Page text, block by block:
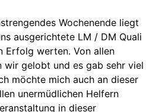
Wochenende liegt
ausgerichtete LM / DM Quali
Erfolg werten. Von allen
wir gelobt und es gab sehr viel
möchte mich auch an dieser
unermüdlichen Helfern
in dieser